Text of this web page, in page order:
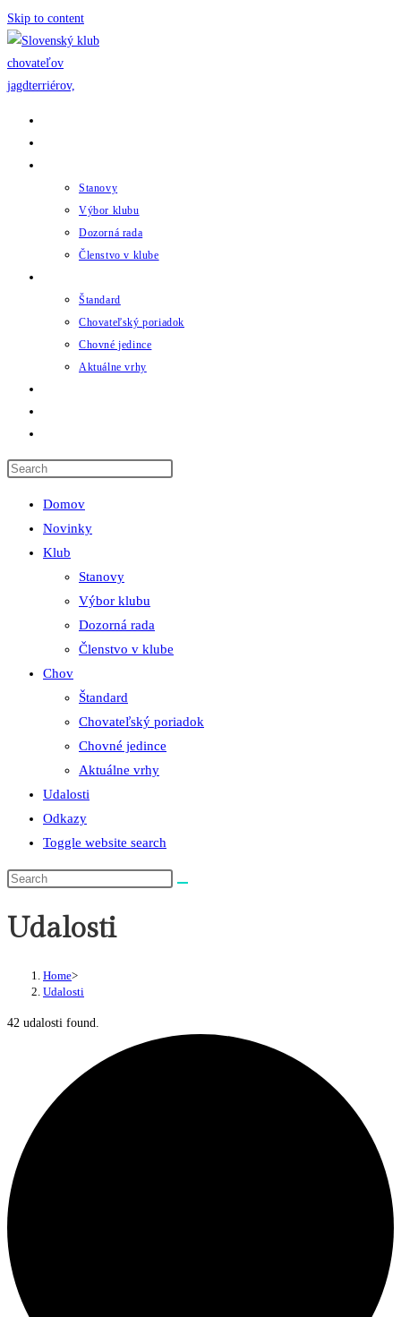
Skip to content
Stanovy
Výbor klubu
Dozorná rada
Členstvo v klube
Štandard
Chovateľský poriadok
Chovné jedince
Aktuálne vrhy
Domov
Novinky
Klub
Stanovy
Výbor klubu
Dozorná rada
Členstvo v klube
Chov
Štandard
Chovateľský poriadok
Chovné jedince
Aktuálne vrhy
Udalosti
Odkazy
Toggle website search
Udalosti
Home>
Udalosti
42 udalosti found.